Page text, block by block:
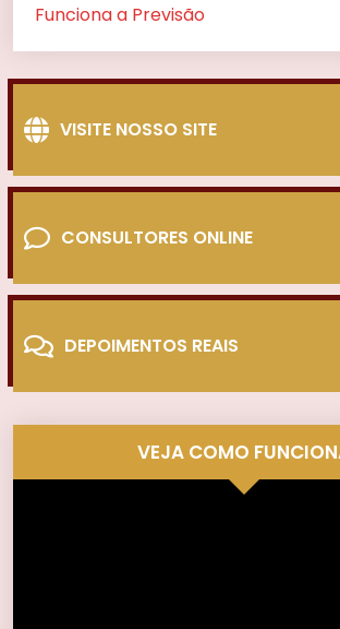
Funciona a Previsão
VISITE NOSSO SITE
CONSULTORES ONLINE
DEPOIMENTOS REAIS
VEJA COMO